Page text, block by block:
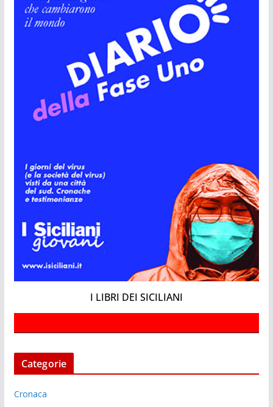
I LIBRI DEI SICILIANI
Categorie
Cronaca